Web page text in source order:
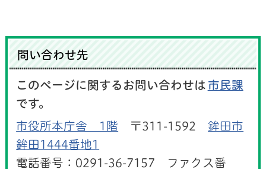
問い合わせ先
このページに関するお問い合わせは 市民課
です。
市役所本庁舎 1階 〒311-1592 鉾田市
鉾田1444番地1
電話番号：0291-36-7157 ファクス番